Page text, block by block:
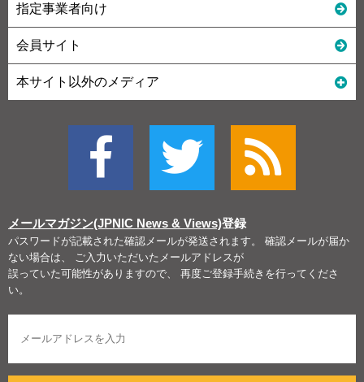
指定事業者向け
会員サイト
本サイト以外のメディア
メールマガジン(JPNIC News & Views)登録
パスワードが記載された確認メールが発送されます。 確認メールが届か
ない場合は、 ご入力いただいたメールアドレスが
誤っていた可能性がありますので、 再度ご登録手続きを行ってくださ
い。